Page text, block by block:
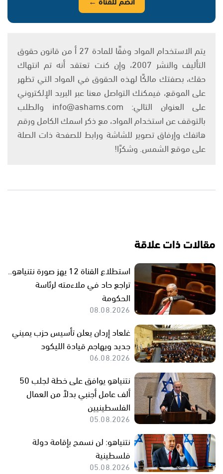
يتم الاستخدام المواد وفقًا للمادة 27 أ من قانون حقوق
التأليف والنشر 2007، وإن كنت تعتقد أنه تم انتهاك
حقك، بصفتك مالكًا لهذه الحقوق في المواد التي تظهر
على الموقع، فيمكنك التواصل معنا عبر البريد الإلكتروني
على العنوان التالي: info@ashams.com والطلب
بالتوقف عن استخدام المواد، مع ذكر اسمك الكامل ورقم
هاتفك وإرفاق تصوير للشاشة ورابط للصفحة ذات الصلة
على موقع الشمس. وشكرًا!
مقالات ذات علاقة
استطلاع القناة 12 يهز صورة نتنياهو..
تراجع حاد في ملاءمته لرئاسة
الحكومة
08.08.2026
غلعاد إردان يعلن تأسيس حزب يميني
جديد ويهاجم قيادة الليكود
06.08.2026
نتنياهو يوافق على خطة لجلب 50
ألف عامل أجنبي بدلاً من العمال
الفلسطينيين
05.08.2026
نتنياهو: لن نسمح بإقامة دولة
فلسطينية
05.08.2026